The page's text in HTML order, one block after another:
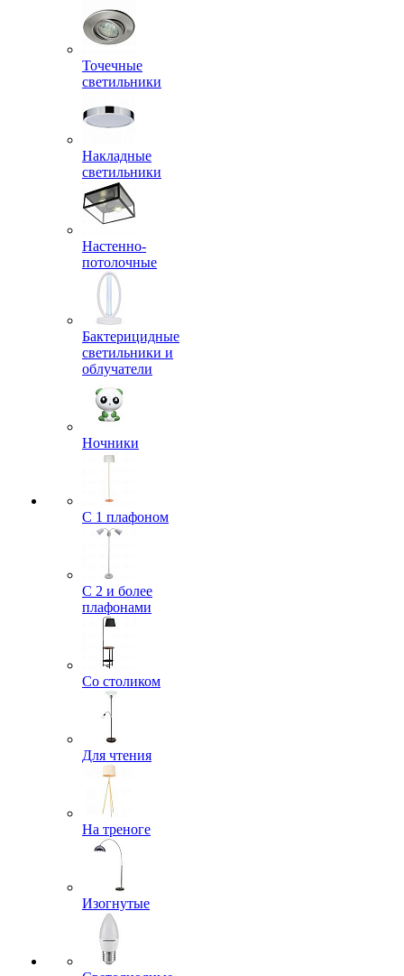
Точечные
светильники
Накладные
светильники
Настенно-
потолочные
Бактерицидные
светильники и
облучатели
Ночники
С 1 плафоном
С 2 и более
плафонами
Со столиком
Для чтения
На треноге
Изогнутые